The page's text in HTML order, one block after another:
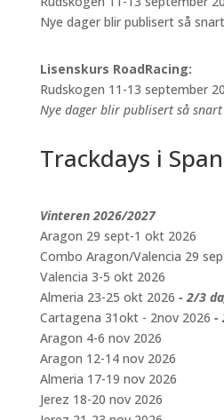
Nye dager blir publisert så
Lisenskurs RoadRacing:
Rudskogen 11-13 september
Nye dager blir publisert så
Trackdays i
Vinteren 2026/2027
Aragon 29 sept-1 okt 2026
Combo Aragon/Valencia 29
Valencia 3-5 okt 2026
Almeria 23-25 okt 2026 - 2/3
Cartagena 31okt - 2nov 2026 -
Aragon 4-6 nov 2026
Aragon 12-14 nov 2026
Almeria 17-19 nov 2026
Jerez 18-20 nov 2026